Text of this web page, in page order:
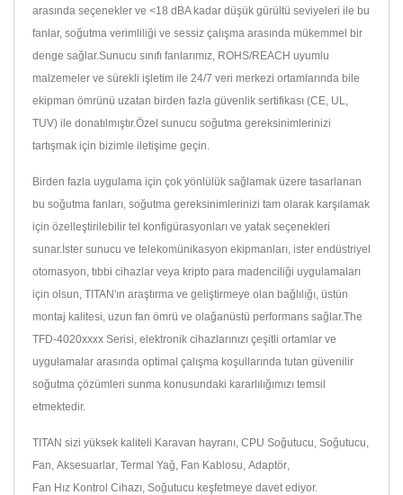
arasında seçenekler ve <18 dBA kadar düşük gürültü seviyeleri ile bu
fanlar, soğutma verimliliği ve sessiz çalışma arasında mükemmel bir
denge sağlar.Sunucu sınıfı fanlarımız, ROHS/REACH uyumlu
malzemeler ve sürekli işletim ile 24/7 veri merkezi ortamlarında bile
ekipman ömrünü uzatan birden fazla güvenlik sertifikası (CE, UL,
TUV) ile donatılmıştır.Özel sunucu soğutma gereksinimlerinizi
tartışmak için bizimle iletişime geçin.
Birden fazla uygulama için çok yönlülük sağlamak üzere tasarlanan
bu soğutma fanları, soğutma gereksinimlerinizi tam olarak karşılamak
için özelleştirilebilir tel konfigürasyonları ve yatak seçenekleri
sunar.İster sunucu ve telekomünikasyon ekipmanları, ister endüstriyel
otomasyon, tıbbi cihazlar veya kripto para madenciliği uygulamaları
için olsun, TITAN'ın araştırma ve geliştirmeye olan bağlılığı, üstün
montaj kalitesi, uzun fan ömrü ve olağanüstü performans sağlar.The
TFD-4020xxxx Serisi, elektronik cihazlarınızı çeşitli ortamlar ve
uygulamalar arasında optimal çalışma koşullarında tutan güvenilir
soğutma çözümleri sunma konusundaki kararlılığımızı temsil
etmektedir.
TITAN sizi yüksek kaliteli Karavan hayranı CPU Soğutucu Soğutucu
Fan Aksesuarlar Termal Yağ Fan Kablosu Adaptör
Fan Hız Kontrol Cihazı Soğutucu keşfetmeye davet ediyor.